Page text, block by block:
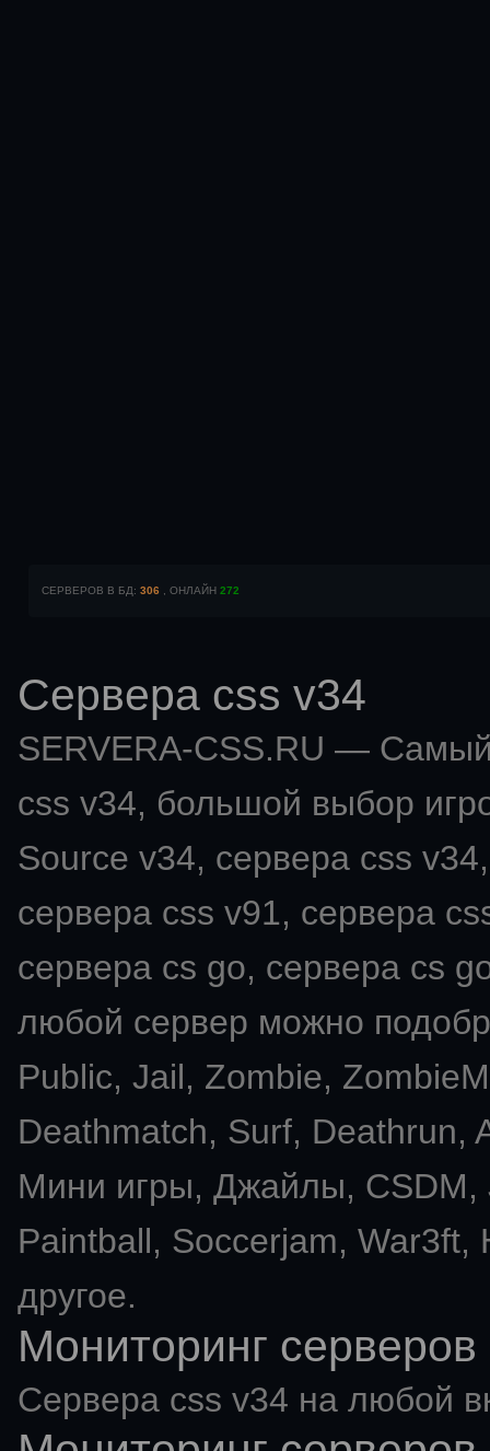
СЕРВЕРОВ В БД: 306 , ОНЛАЙН 272
Сервера css v34
SERVERA-CSS.RU —
css v34, большой выбор
Source v34, сервера css
сервера css v91, сервера
сервера cs go, сервера cs
любой сервер можно
Public, Jail, Zombie,
Deathmatch, Surf, Deathrun,
Мини игры, Джайлы, CSDM,
Paintball, Soccerjam, War3ft,
другое.
Мониторинг
Сервера css v34 на любой